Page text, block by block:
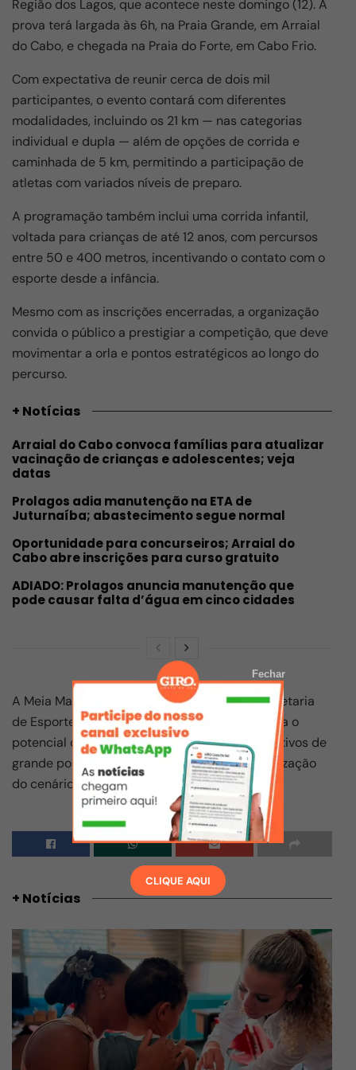
b
o
o
k
A
p
p
a
m
Região dos Lagos, que acontece neste domingo (12). A
prova terá largada às 6h, na Praia Grande, emArraial
do Cabo, e chegada na Praia do Forte, em Cabo Frio.
Com expectativa de reunir cerca de dois mil
participantes, o evento contará com diferentes
modalidades, incluindo os 21 km — nas categorias
individual e dupla — além de opções de corrida e
caminhada de 5 km, permitindo a participação de
atletas com variados níveis de preparo.
A programação também inclui uma corrida infantil,
voltada para crianças de até 12 anos, com percursos
entre 50 e 400 metros, incentivando o contato com o
esporte desde a infância.
Mesmo com as inscrições encerradas, a organização
convida o público a prestigiar a competição, que deve
movimentar a orla e pontos estratégicos ao longo do
percurso.
+ Notícias
Arraial do Cabo convoca famílias para atualizar
vacinação de crianças e adolescentes; veja
datas
Prolagos adia manutenção na ETA de
Juturnaíba; abastecimento segue normal
Oportunidade para concurseiros; Arraial do
Cabo abre inscrições para curso gratuito
ADIADO: Prolagos anuncia manutenção que
pode causar falta d’água em cinco cidades
A Meia Maratona conta com apoio da Subsecretaria
de Esporte e Lazer de Arraial do Cabo e reforça o
potencial da região para sediar eventos esportivos de
grande porte, unindo prática esportiva e valorização
do cenário natural.
+ Notícias
CLIQUE AQUI
Fechar